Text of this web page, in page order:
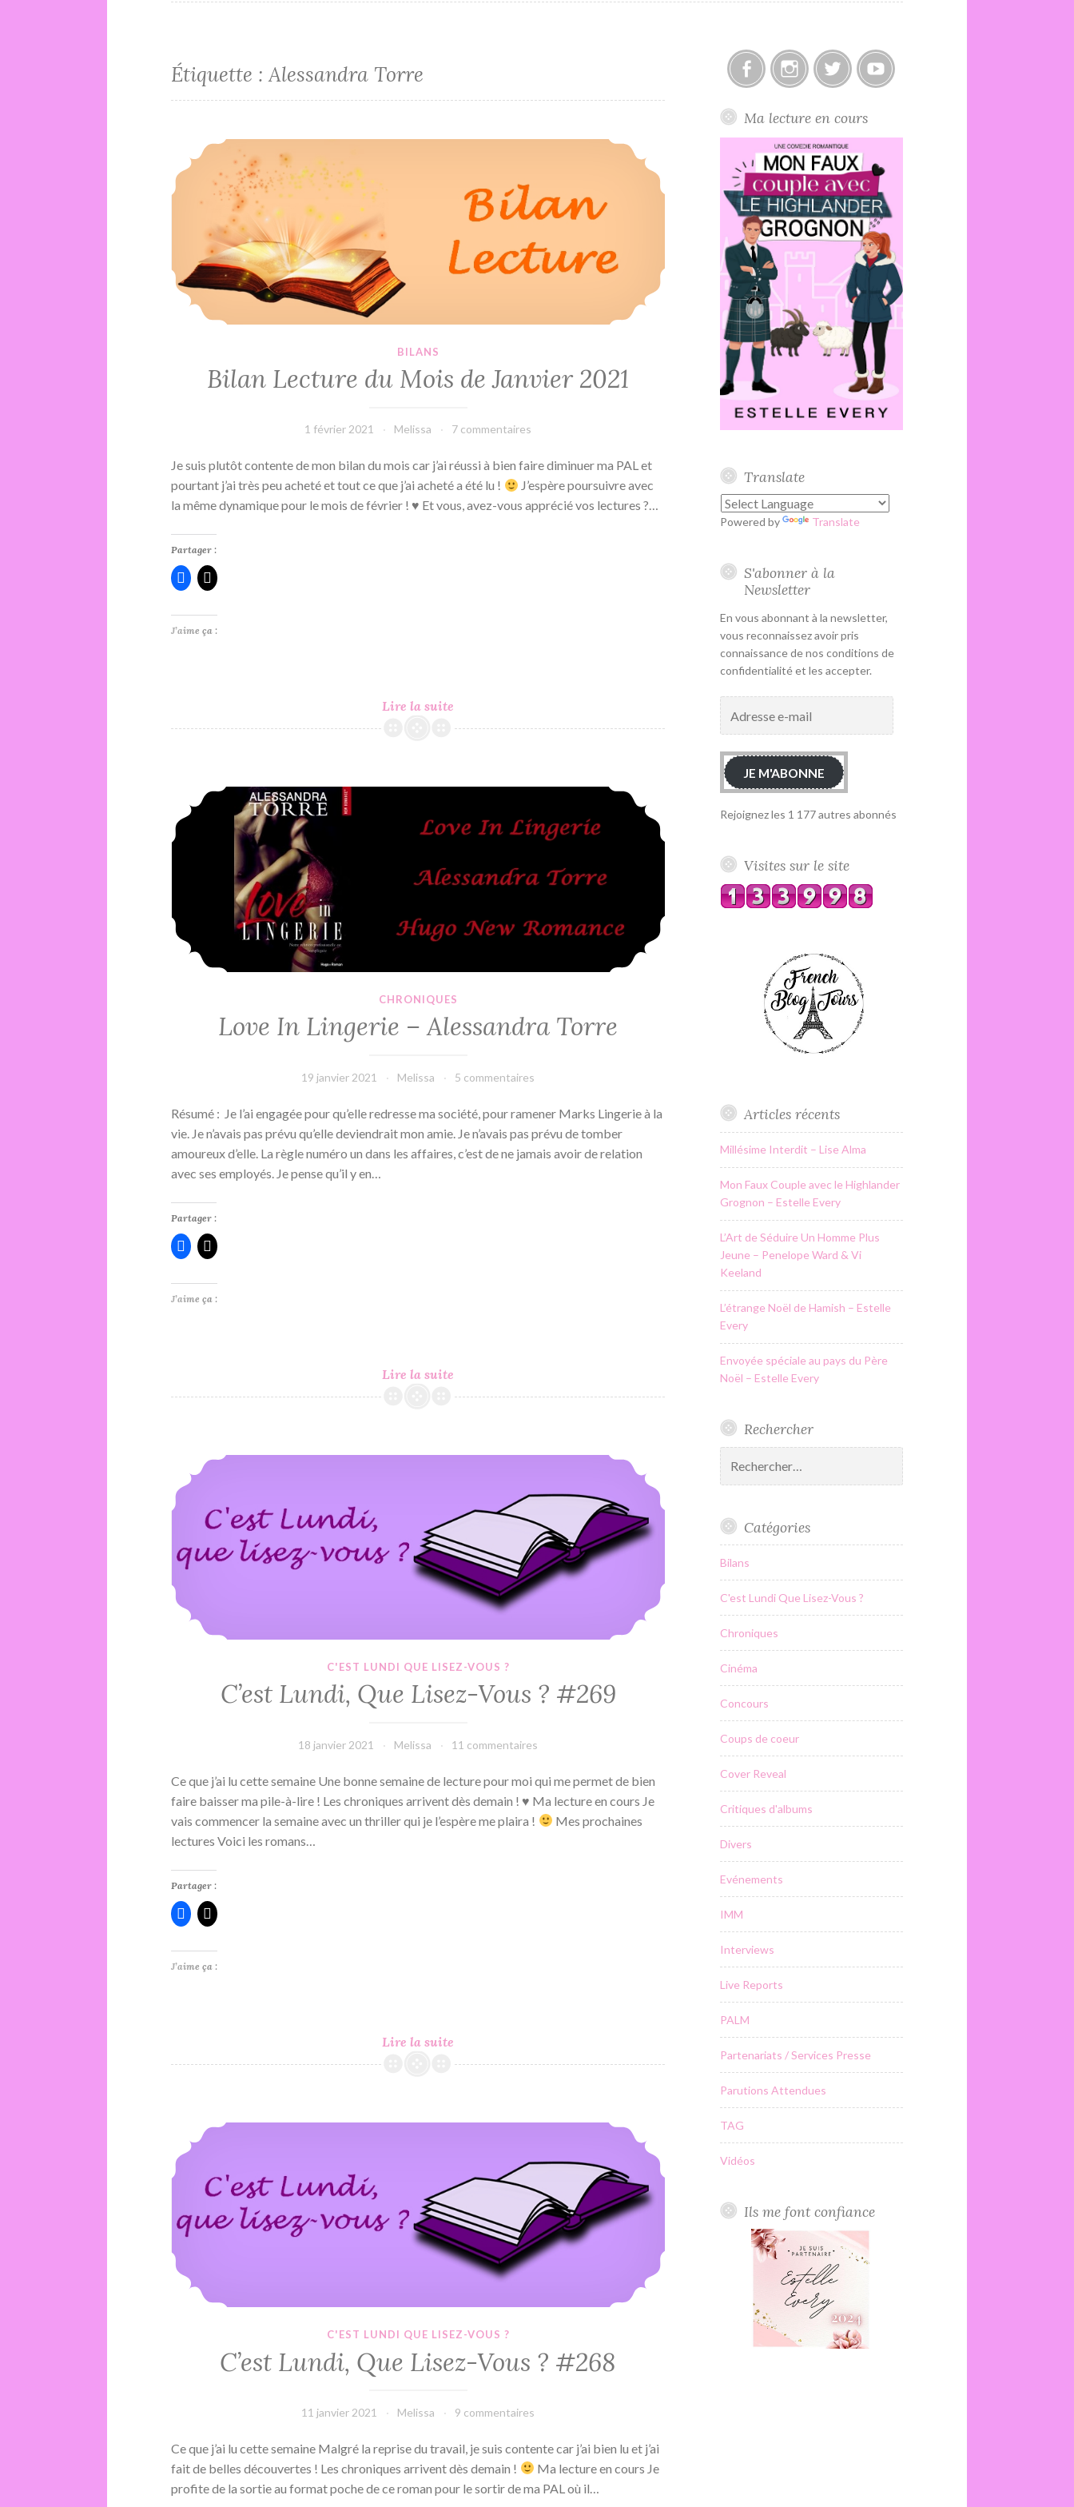
Étiquette :Alessandra Torre
Bilan Lecture du Mois de Janvier 2021
BILANS
Bilan Lecture du Mois de Janvier 2021
1 février 2021 Melissa 7 commentaires
Je suis plutôt contente de mon bilan du mois car j’ai réussi à bien faire diminuer ma PAL et
pourtant j’ai très peu acheté et tout ce que j’ai acheté a été lu !
J’espère poursuivre avec
la même dynamique pour le mois de février ! ♥ Et vous, avez-vous apprécié vos lectures ?…
Lire la suite
Lecture
de
2021
Partager :
J’aime ça :
Love In Lingerie – Alessandra Torre
CHRONIQUES
Love In Lingerie – Alessandra Torre
19 janvier 2021 Melissa 5 commentaires
Résumé : Je l’ai engagée pour qu’elle redresse ma société, pour ramener Marks Lingerie à la
vie. Je n’avais pas prévu qu’elle deviendrait mon amie. Je n’avais pas prévu de tomber
amoureux d’elle. La règle numéro un dans les affaires, c’est de ne jamais avoir de relation
avec ses employés. Je pense qu’il y en…
Lire la suite
In
Alessandra
Partager :
J’aime ça :
C’est Lundi, Que Lisez-Vous ? #269
C'EST LUNDI QUE LISEZ-VOUS ?
C’est Lundi, Que Lisez-Vous ? #269
18 janvier 2021 Melissa 11 commentaires
Ce que j’ai lu cette semaine Une bonne semaine de lecture pour moi qui me permet de bien
faire baisser ma pile-à-lire ! Les chroniques arrivent dès demain ! ♥ Ma lecture en cours Je
vais commencer la semaine avec un thriller qui je l’espère me plaira !
Mes prochaines
lectures Voici les romans…
Lire la suite
Lundi,
Vous
Partager :
J’aime ça :
C’est Lundi, Que Lisez-Vous ? #268
C'EST LUNDI QUE LISEZ-VOUS ?
C’est Lundi, Que Lisez-Vous ? #268
11 janvier 2021 Melissa 9 commentaires
Ce que j’ai lu cette semaine Malgré la reprise du travail, je suis contente car j’ai bien lu et j’ai
fait de belles découvertes ! Les chroniques arrivent dès demain !
Ma lecture en cours Je
profite de la sortie au format poche de ce roman pour le sortir de ma PAL où il…
Ma lecture en cours
Translate
Powered by Translate
S'abonner à la
Newsletter
En vous abonnant à la newsletter,
vous reconnaissez avoir pris
connaissance de nos conditions de
confidentialité et les accepter.
mail
JE M'ABONNE
Rejoignez les 1 177 autres abonnés
Visites sur le site
Articles récents
Millésime Interdit – Lise Alma
Mon Faux Couple avec le Highlander
Grognon – Estelle Every
L’Art de Séduire Un Homme Plus
Jeune – Penelope Ward & Vi
Keeland
L’étrange Noël de Hamish – Estelle
Every
Envoyée spéciale au pays du Père
Noël – Estelle Every
Rechercher
Catégories
Bilans
C'est Lundi Que Lisez-Vous ?
Chroniques
Cinéma
Concours
Coups de coeur
Cover Reveal
Critiques d'albums
Divers
Evénements
IMM
Interviews
Live Reports
PALM
Partenariats / Services Presse
Parutions Attendues
TAG
Vidéos
Ils me font confiance